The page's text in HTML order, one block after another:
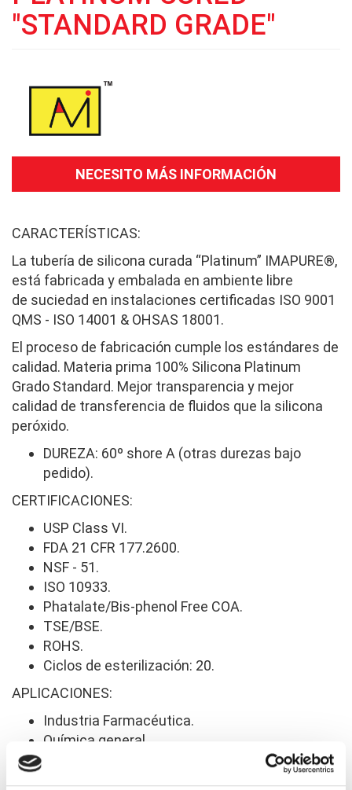
"STANDARD GRADE"
NECESITO MÁS INFORMACIÓN
CARACTERÍSTICAS:
La tubería de silicona curada “Platinum” IMAPURE®,
está fabricada y embalada en ambiente libre
de suciedad en instalaciones certificadas ISO 9001
QMS - ISO 14001 & OHSAS 18001.
El proceso de fabricación cumple los estándares de
calidad. Materia prima 100% Silicona Platinum
Grado Standard. Mejor transparencia y mejor
calidad de transferencia de fluidos que la silicona
peróxido.
DUREZA: 60º shore A (otras durezas bajo
pedido).
CERTIFICACIONES:
USP Class VI.
FDA 21 CFR 177.2600.
NSF - 51.
ISO 10933.
Phatalate/Bis-phenol Free COA.
TSE/BSE.
ROHS.
Ciclos de esterilización: 20.
APLICACIONES:
Industria Farmacéutica.
Química general.